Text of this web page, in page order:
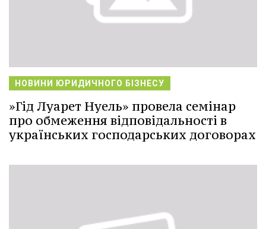
НОВИНИ ЮРИДИЧНОГО БІЗНЕСУ
»Гід Луарет Нуель» провела семінар
про обмеження відповідальності в
українських господарських договорах